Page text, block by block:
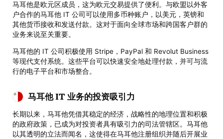
马耳他是欧元区成员，这为欧元交易提供了便利。与欧盟以外客
户合作的马耳他 IT 公司可以使用多币种账户，以美元，英镑和
其他货币接收和发送付款。这对于面向全球市场和跨国客户群的
业务来说至关重要。
马耳他的 IT 公司积极使用 Stripe，PayPal 和 Revolut Business
等现代支付系统。这些平台可以快速安全地处理付款，并可与流
行的电子平台和市场整合。
马耳他 IT 业务的投资吸引力
长期以来，马耳他凭借其稳定的经济，战略性的地理位置和积极
的政府政策，已成为对投资者具有吸引力的司法管辖区。马耳他
以其透明的立法而闻名，这使得在马耳他注册组织并随后开展业